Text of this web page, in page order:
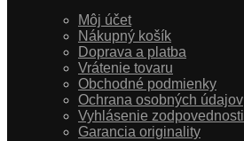
Môj účet
Nákupný košík
Doprava a platba
Vrátenie tovaru
Obchodné podmienky
Ochrana osobných údajov
Vyhlásenie zodpovednosti
Garancia originality